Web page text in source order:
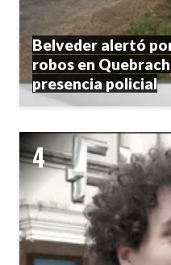
Belveder alertó
robos en
presencia policial